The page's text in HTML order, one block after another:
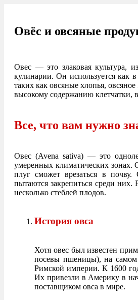
Овёс и овсяные
Овес — это злаковая культура,
кулинарии. Он используется как
таких как овсяные хлопья,
высокому содержанию клетчатки,
Все, что вам нужно
Овес (Avena sativa) — это
умеренных климатических зонах.
плуг сможет врезаться в почву.
пытаются закрепиться среди
несколько стеблей плодов.
История овса
Хотя овес был известен
посевы пшеницы), на
Римской империи. К 1600
Их привезли в Америку в
поставщиком овса в мире.